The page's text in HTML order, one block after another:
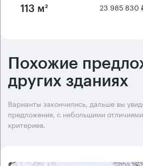
113 м² 23 985 830
Похожие
других зданиях
Варианты закончились, дальше вы
предложения, с небольшими
критериев.